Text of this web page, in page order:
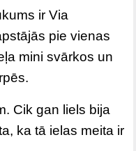
ir Via
pie vienas
mini svārkos un
Cik gan liels bija
ka tā ielas meita ir